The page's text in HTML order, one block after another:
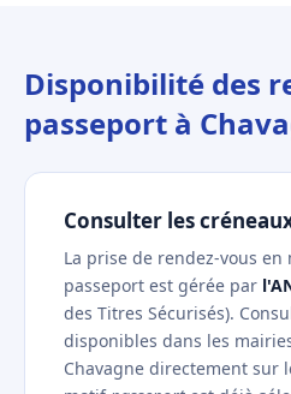
Disponibilité des
passeport à
Consulter les
La prise de rendez-vous
passeport est gérée par
des Titres Sécurisés).
disponibles dans les
Chavagne directement sur